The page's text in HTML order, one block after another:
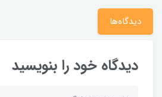
دیدگاه‌ها
دیدگاه خود را بنویسید